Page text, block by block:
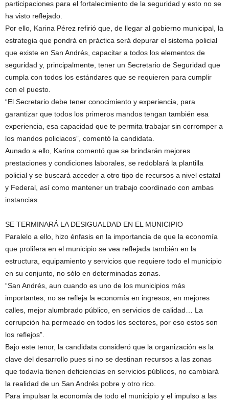
participaciones para el fortalecimiento de la seguridad y esto no se
ha visto reflejado.
Por ello, Karina Pérez refirió que, de llegar al gobierno municipal, la
estrategia que pondrá en práctica será depurar el sistema policial
que existe en San Andrés, capacitar a todos los elementos de
seguridad y, principalmente, tener un Secretario de Seguridad que
cumpla con todos los estándares que se requieren para cumplir
con el puesto.
“El Secretario debe tener conocimiento y experiencia, para
garantizar que todos los primeros mandos tengan también esa
experiencia, esa capacidad que te permita trabajar sin corromper a
los mandos policiacos”, comentó la candidata.
Aunado a ello, Karina comentó que se brindarán mejores
prestaciones y condiciones laborales, se redoblará la plantilla
policial y se buscará acceder a otro tipo de recursos a nivel estatal
y Federal, así como mantener un trabajo coordinado con ambas
instancias.
SE TERMINARÁ LA DESIGUALDAD EN EL MUNICIPIO
Paralelo a ello, hizo énfasis en la importancia de que la economía
que prolifera en el municipio se vea reflejada también en la
estructura, equipamiento y servicios que requiere todo el municipio
en su conjunto, no sólo en determinadas zonas.
“San Andrés, aun cuando es uno de los municipios más
importantes, no se refleja la economía en ingresos, en mejores
calles, mejor alumbrado público, en servicios de calidad… La
corrupción ha permeado en todos los sectores, por eso estos son
los reflejos”.
Bajo este tenor, la candidata consideró que la organización es la
clave del desarrollo pues si no se destinan recursos a las zonas
que todavía tienen deficiencias en servicios públicos, no cambiará
la realidad de un San Andrés pobre y otro rico.
Para impulsar la economía de todo el municipio y el impulso a las